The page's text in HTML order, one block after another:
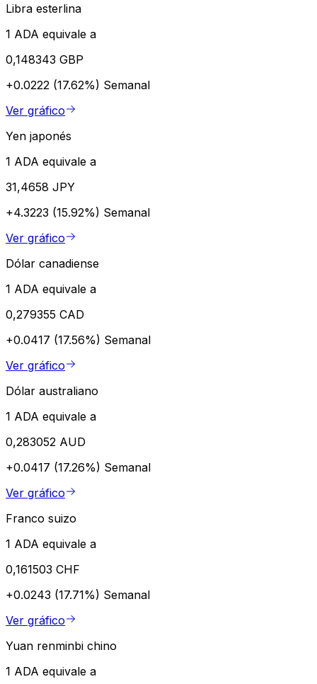
Libra esterlina
1 ADA equivale a
0,148343 GBP
+0.0222 (17.62%) Semanal
Ver gráfico
Yen japonés
1 ADA equivale a
31,4658 JPY
+4.3223 (15.92%) Semanal
Ver gráfico
Dólar canadiense
1 ADA equivale a
0,279355 CAD
+0.0417 (17.56%) Semanal
Ver gráfico
Dólar australiano
1 ADA equivale a
0,283052 AUD
+0.0417 (17.26%) Semanal
Ver gráfico
Franco suizo
1 ADA equivale a
0,161503 CHF
+0.0243 (17.71%) Semanal
Ver gráfico
Yuan renminbi chino
1 ADA equivale a